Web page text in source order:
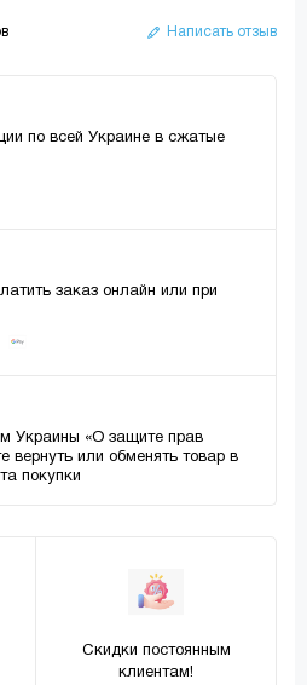
Написать отзыв
по всей Украине в сжатые
заказ онлайн или при
Украины «О защите прав
вернуть или обменять товар в
покупки
Скидки постоянным
клиентам!